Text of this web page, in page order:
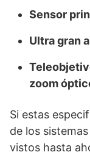
Sensor
Ultra gran
zoom
Si estas
de los
vistos hasta